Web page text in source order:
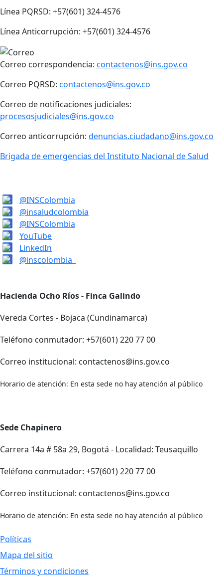
Línea PQRSD: +57(601) 324-4576
Línea Anticorrupción: +57(601) 324-4576
Correo correspondencia: contactenos@ins.gov.co
Correo PQRSD: contactenos@ins.gov.co
Correo de notificaciones judiciales:
procesosjudiciales@ins.gov.co
Correo anticorrupción: denuncias.ciudadano@ins.gov.co
Brigada de emergencias del Instituto Nacional de Salud
@INSColombia
@insaludcolombia
@INSColombia
YouTube
LinkedIn
@inscolombia_
Hacienda Ocho Ríos - Finca Galindo
Vereda Cortes - Bojaca (Cundinamarca)
Teléfono conmutador: +57(601) 220 77 00
Correo institucional: contactenos@ins.gov.co
Horario de atención: En esta sede no hay atención al público
Sede Chapinero
Carrera 14a # 58a 29, Bogotá - Localidad: Teusaquillo
Teléfono conmutador: +57(601) 220 77 00
Correo institucional: contactenos@ins.gov.co
Horario de atención: En esta sede no hay atención al público
Políticas
Mapa del sitio
Términos y condiciones